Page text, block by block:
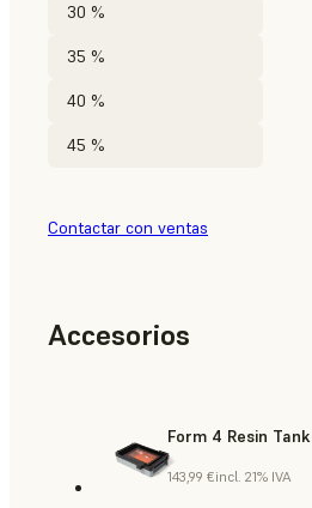
30 %
35 %
40 %
45 %
Contactar con ventas
Accesorios
Form 4 Resin Tank
143,99 €incl. 21% IVA